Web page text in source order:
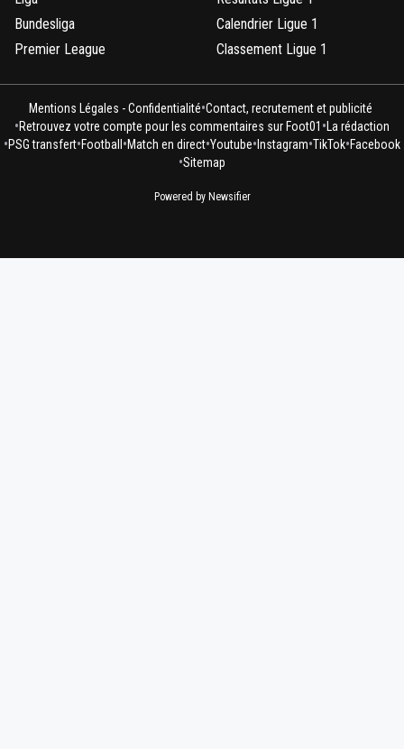
Bundesliga
Premier League
Calendrier Ligue 1
Classement Ligue 1
Mentions Légales - Confidentialité•Contact, recrutement et publicité
•Retrouvez votre compte pour les commentaires sur Foot01 • La rédaction
•PSG transfert•Football •Match en direct•Youtube• Instagram•TikTok•Facebook
•Sitemap
Powered by Newsifier